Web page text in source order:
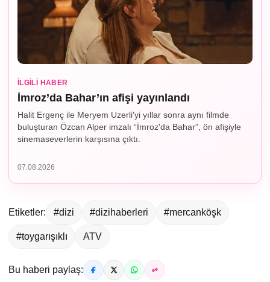
İLGILI HABER
İmroz’da Bahar’ın afişi yayınlandı
Halit Ergenç ile Meryem Uzerli'yi yıllar sonra aynı filmde
buluşturan Özcan Alper imzalı “İmroz'da Bahar”, ön afişiyle
sinemaseverlerin karşısına çıktı.
07.08.2026
Etiketler: #dizi #dizihaberleri #mercanköşk
#toygarışıklı ATV
Bu haberi paylaş: